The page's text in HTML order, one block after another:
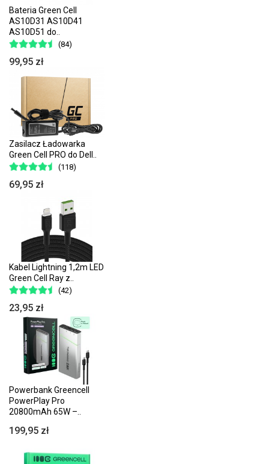
Bateria Green Cell
AS10D31 AS10D41
AS10D51 do..
(84)
99,95 zł
Zasilacz Ładowarka
Green Cell PRO do Dell..
(118)
69,95 zł
Kabel Lightning 1,2m LED
Green Cell Ray z..
(42)
23,95 zł
Powerbank Greencell
PowerPlay Pro
20800mAh 65W –..
199,95 zł